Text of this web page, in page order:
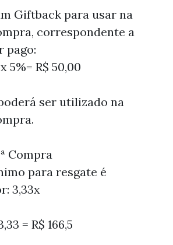
Giftback para usar na
correspondente a
pago:
5%= R$ 50,00
ser utilizado na
Compra
para resgate é
3,33x
= R$ 166,5